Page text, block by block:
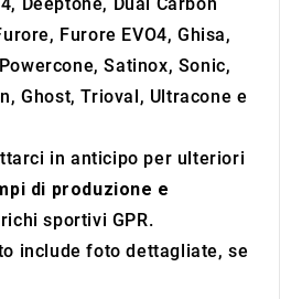
Furore EVO4, Ghisa,
Satinox, Sonic,
Ghost, Trioval, Ultracone e
in anticipo per ulteriori
di produzione e
sportivi GPR.
include foto dettagliate, se